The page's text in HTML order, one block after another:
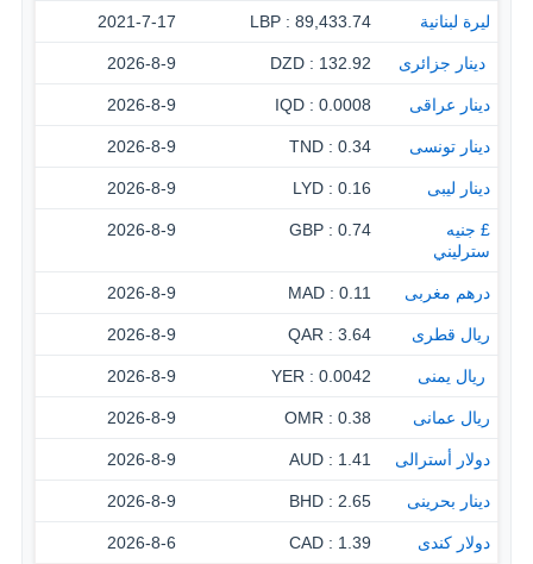
ليرة لبنانية 89,433.74 : LBP
2021-7-17
‏ دينار جزائرى 132.92 : DZD
2026-8-9
دينار عراقى 0.0008 : IQD
2026-8-9
دينار تونسى 0.34 : TND
2026-8-9
دينار ليبى 0.16 : LYD
2026-8-9
£ جنيه
سترليني
0.74 : GBP
2026-8-9
درهم مغربى 0.11 : MAD
2026-8-9
ريال قطرى 3.64 : QAR
2026-8-9
‏ ريال يمنى 0.0042 : YER
2026-8-9
ريال عمانى 0.38 : OMR
2026-8-9
دولار أسترالى 1.41 : AUD
2026-8-9
دينار بحرينى 2.65 : BHD
2026-8-9
دولار كندى 1.39 : CAD
2026-8-6